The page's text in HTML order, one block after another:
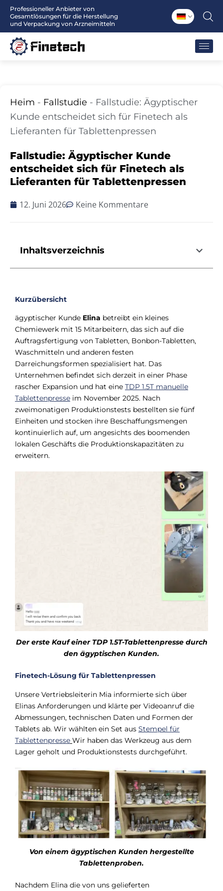
Zum
Inhalt
Professioneller Anbieter von
Gesamtlösungen für die Herstellung
und Verpackung von Arzneimitteln
Heim - Fallstudie - Fallstudie: Ägyptischer
Kunde entscheidet sich für Finetech als
Lieferanten für Tablettenpressen
Fallstudie: Ägyptischer Kunde
entscheidet sich für Finetech als
Lieferanten für Tablettenpressen
12. Juni 2026 Keine Kommentare
Inhaltsverzeichnis
Kurzübersicht
ägyptischer Kunde Elina betreibt ein kleines
Chemiewerk mit 15 Mitarbeitern, das sich auf die
Auftragsfertigung von Tabletten, Bonbon-Tabletten,
Waschmitteln und anderen festen
Darreichungsformen spezialisiert hat. Das
Unternehmen befindet sich derzeit in einer Phase
rascher Expansion und hat eine TDP 1.5T manuelle
Tablettenpresse im November 2025. Nach
zweimonatigen Produktionstests bestellten sie fünf
Einheiten und stocken ihre Beschaffungsmengen
kontinuierlich auf, um angesichts des boomenden
lokalen Geschäfts die Produktionskapazitäten zu
erweitern.
Der erste Kauf einer TDP 1.5T-Tablettenpresse durch
den ägyptischen Kunden.
Finetech-Lösung für Tablettenpressen
Unsere Vertriebsleiterin Mia informierte sich über
Elinas Anforderungen und klärte per Videoanruf die
Abmessungen, technischen Daten und Formen der
Tablets ab. Wir wählten ein Set aus Stempel für
Tablettenpresse Wir haben das Werkzeug aus dem
Lager geholt und Produktionstests durchgeführt.
Von einem ägyptischen Kunden hergestellte
Tablettenproben.
Nachdem Elina die von uns gelieferten